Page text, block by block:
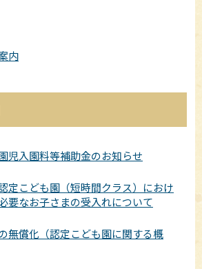
内
児入園料等補助金のお知らせ
定こども園（短時間クラス）におけ
要なお子さまの受入れについて
無償化（認定こども園に関する概